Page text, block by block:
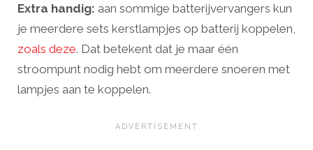
Extra handig: aan sommige batterijvervangers kun
je meerdere sets kerstlampjes op batterij koppelen,
zoals deze. Dat betekent dat je maar één
stroompunt nodig hebt om meerdere snoeren met
lampjes aan te koppelen.